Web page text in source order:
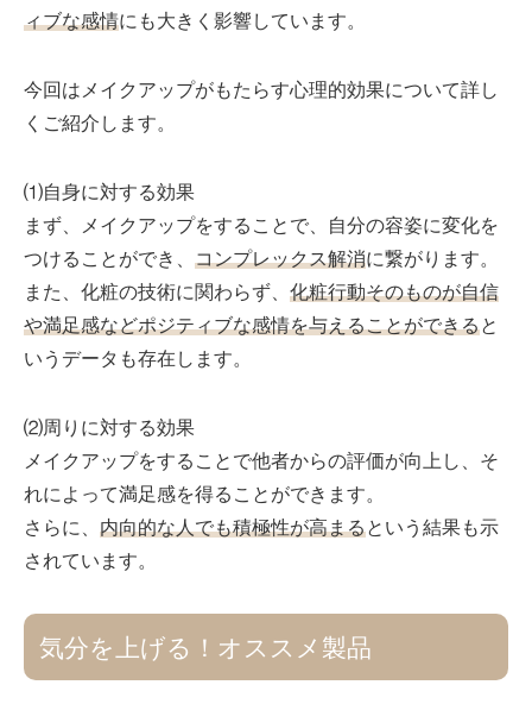
ィブな感情にも大きく影響しています。
今回はメイクアップがもたらす心理的効果について詳し
くご紹介します。
⑴自身に対する効果
まず、メイクアップをすることで、自分の容姿に変化を
つけることができ、 コンプレックス解消に繋がります。
また、化粧の技術に関わらず、 化粧行動そのものが自信
や満足感などポジティブな感情を与えることができると
いうデータも存在します。
⑵周りに対する効果
メイクアップをすることで他者からの評価が向上し、そ
れによって満足感を得ることができます。
さらに、 内向的な人でも積極性が高まるという結果も示
されています。
気分を上げる！オススメ製品